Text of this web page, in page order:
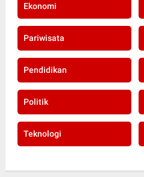
Ekonomi
Pariwisata
Pendidikan
Politik
Teknologi